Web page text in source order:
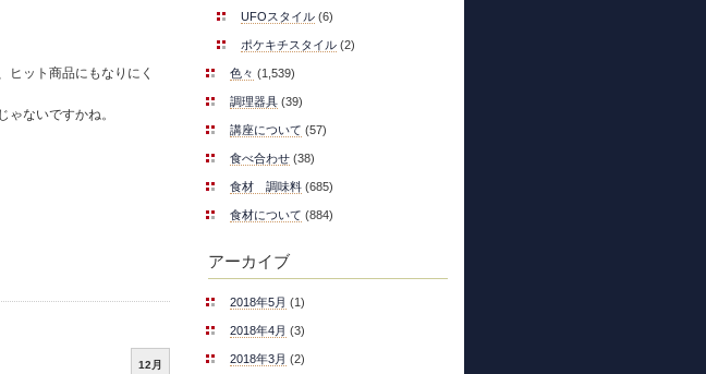
ヒット商品にもなりにく
ないですかね。
12月
UFOスタイル (6)
ポケキチスタイル (2)
色々 (1,539)
調理器具 (39)
講座について (57)
食べ合わせ (38)
食材 調味料 (685)
食材について (884)
アーカイブ
2018年5月 (1)
2018年4月 (3)
2018年3月 (2)